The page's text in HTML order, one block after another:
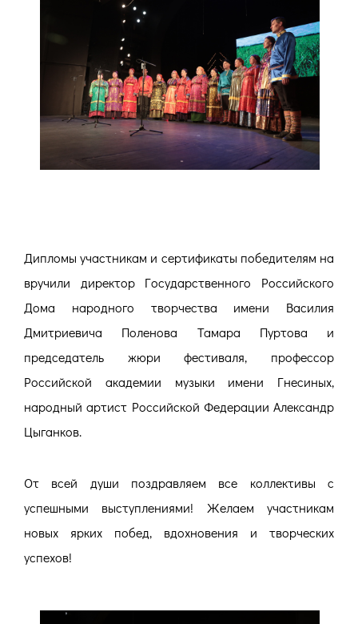
Дипломы участникам и сертификаты победителям на
вручили директор Государственного Российского
Дома народного творчества имени Василия
Дмитриевича Поленова Тамара Пуртова и
председатель жюри фестиваля, профессор
Российской академии музыки имени Гнесиных,
народный артист Российской Федерации Александр
Цыганков.
От всей души поздравляем все коллективы с
успешными выступлениями! Желаем участникам
новых ярких побед, вдохновения и творческих
успехов!